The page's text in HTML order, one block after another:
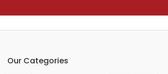
Our Categories